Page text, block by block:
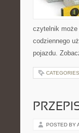
czytelnik może
codziennego
pojazdu.
POSTED BY